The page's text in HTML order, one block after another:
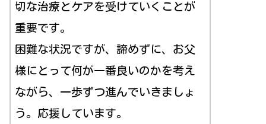
切な治療とケアを受けていくことが
重要です。
困難な状況ですが、諦めずに、お父
様にとって何が一番良いのかを考え
ながら、一歩ずつ進んでいきましょ
う。応援しています。